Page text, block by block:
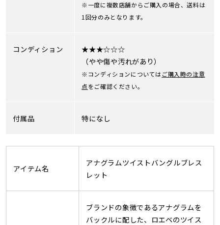
※一度に複数店舗からご購入の場合、送料は
1回分のみとなります。
コンディション
★★★☆☆☆
（やや傷や汚れがあり）
※コンディションについてはご購入時の注意
点をご確認ください。
付属品 特になし
アイテム名
アナグラムツイストバングルブレス
レット
ブランドの象徴であるアナグラムを
バックルに配した、ロエベのツイス